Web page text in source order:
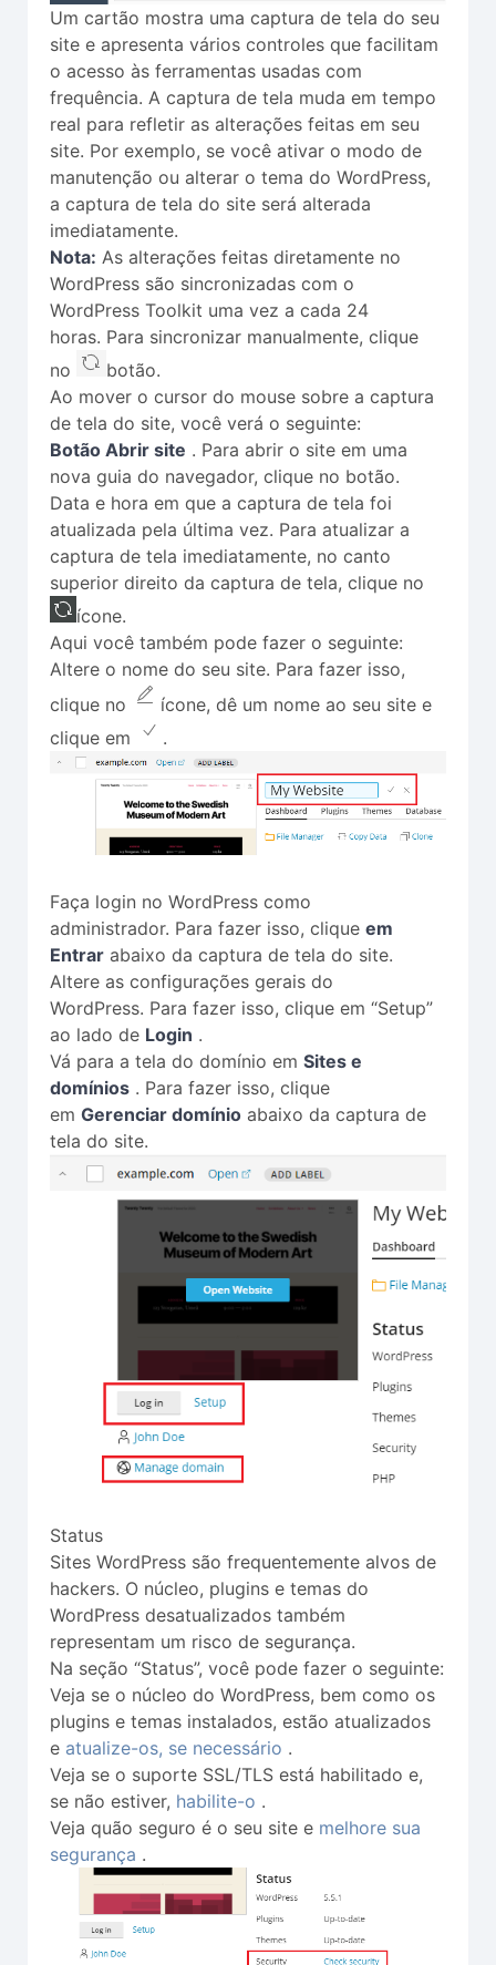
Um cartão mostra uma captura de tela do seu
site e apresenta vários controles que facilitam
o acesso às ferramentas usadas com
frequência. A captura de tela muda em tempo
real para refletir as alterações feitas em seu
site. Por exemplo, se você ativar o modo de
manutenção ou alterar o tema do WordPress,
a captura de tela do site será alterada
imediatamente.
Nota: As alterações feitas diretamente no
WordPress são sincronizadas com o
WordPress Toolkit uma vez a cada 24
horas. Para sincronizar manualmente, clique
no
botão.
Ao mover o cursor do mouse sobre a captura
de tela do site, você verá o seguinte:
Botão Abrir site . Para abrir o site em uma
nova guia do navegador, clique no botão.
Data e hora em que a captura de tela foi
atualizada pela última vez. Para atualizar a
captura de tela imediatamente, no canto
superior direito da captura de tela, clique no
ícone.
Aqui você também pode fazer o seguinte:
Altere o nome do seu site. Para fazer isso,
clique no
ícone, dê um nome ao seu site e
clique em
.
Faça login no WordPress como
administrador. Para fazer isso, clique em
Entrar abaixo da captura de tela do site.
Altere as configurações gerais do
WordPress. Para fazer isso, clique em “Setup”
ao lado de Login .
Vá para a tela do domínio em Sites e
domínios . Para fazer isso, clique
em Gerenciar domínio abaixo da captura de
tela do site.
Status
Sites WordPress são frequentemente alvos de
hackers. O núcleo, plugins e temas do
WordPress desatualizados também
representam um risco de segurança.
Na seção “Status”, você pode fazer o seguinte:
Veja se o núcleo do WordPress, bem como os
plugins e temas instalados, estão atualizados
e atualize-os, se necessário .
Veja se o suporte SSL/TLS está habilitado e,
se não estiver, habilite-o .
Veja quão seguro é o seu site e melhore sua
segurança .